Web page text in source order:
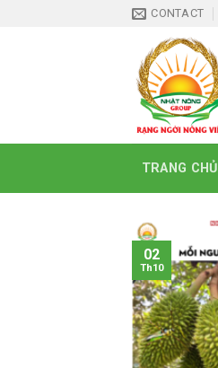
CONTACT
TRANG CHỦ
02
Th10